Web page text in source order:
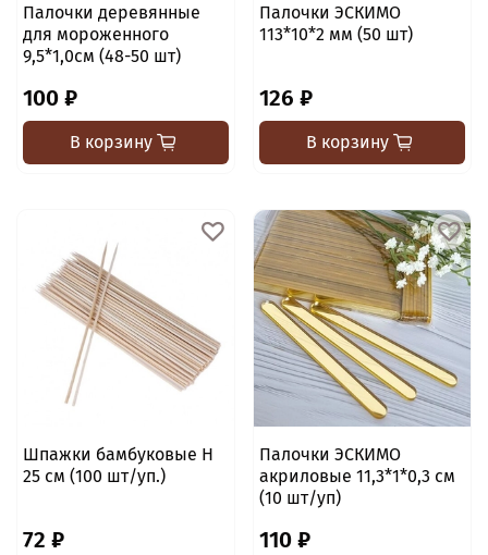
Палочки деревянные
для мороженного
9,5*1,0см (48-50 шт)
100 ₽
В корзину
Палочки ЭСКИМО
113*10*2 мм (50 шт)
126 ₽
В корзину
Шпажки бамбуковые H
25 см (100 шт/уп.)
72 ₽
Палочки ЭСКИМО
акриловые 11,3*1*0,3 см
(10 шт/уп)
110 ₽